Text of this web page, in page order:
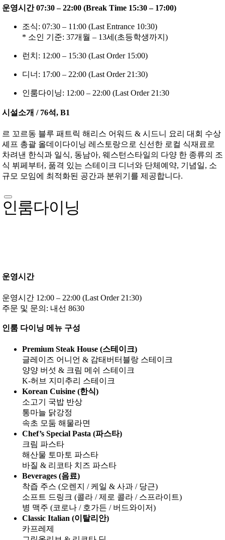
운영시간 07:30 – 22:00 (Break Time 15:30 – 17:00)
조식: 07:30 – 11:00 (Last Entrance 10:30)
* 소인 기준: 37개월 – 13세(초등학생까지)
런치: 12:00 – 15:30 (Last Order 15:00)
디너: 17:00 – 22:00 (Last Order 21:30)
인룸다이닝: 12:00 – 22:00 (Last Order 21:30
시설소개 / 76석, B1
르 꼬르동 블루 패트릭 해리스 어워드 & 시드니 요리 대회 수상
셰프 총괄 올데이다이닝 레스토랑으로 신선한 로컬 식재료로
차려낸 한식과 일식, 동남아, 웨스턴스타일의 다양 한 종류의 조
식 뷔페부터, 품격 있는 스테이크 디너와 단체예약, 기념일, 소
규모 모임에 최적화된 공간과 분위기를 제공합니다.
인룸다이닝
운영시간
운영시간 12:00 – 22:00 (Last Order 21:30)
주문 및 문의: 내선 8630
인룸 다이닝 메뉴 구성
Premium Steak House (스테이크)
글레이즈 어니언 & 감태버터블랑 스테이크
양양 버섯 & 크림 메쉬 스테이크
K-허브 지미추리 스테이크
Korean Cuisine (한식)
소고기 국밥 반상
통마늘 닭강정
속초 모둠 해물라면
Chef’s Special Pasta (파스타)
크림 파스타
해산물 토마토 파스타
바질 & 리코타 치즈 파스타
Beverages (음료)
착즙 주스 (오렌지 / 케일 & 사과 / 당근)
소프트 드링크 (콜라 / 제로 콜라 / 스프라이트)
병 맥주 (코로나 / 호가든 / 버드와이저)
Classic Italian (이탈리안)
카프레제